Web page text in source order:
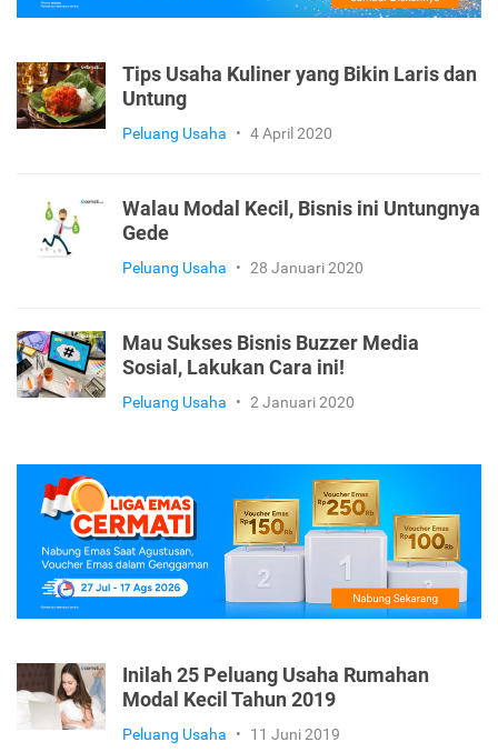
Tips Usaha Kuliner yang Bikin Laris dan
Untung
Peluang Usaha • 4 April 2020
Walau Modal Kecil, Bisnis ini Untungnya
Gede
Peluang Usaha • 28 Januari 2020
Mau Sukses Bisnis Buzzer Media
Sosial, Lakukan Cara ini!
Peluang Usaha • 2 Januari 2020
Inilah 25 Peluang Usaha Rumahan
Modal Kecil Tahun 2019
Peluang Usaha • 11 Juni 2019